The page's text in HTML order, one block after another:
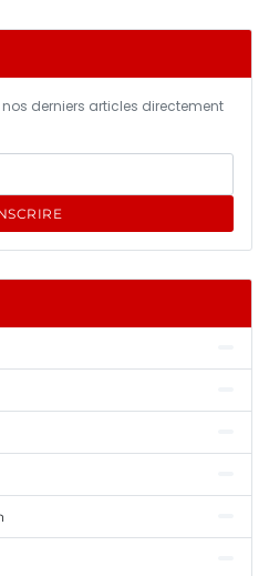
derniers articles directement